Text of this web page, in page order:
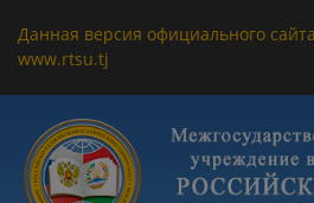
Данная версия официального
www.rtsu.tj